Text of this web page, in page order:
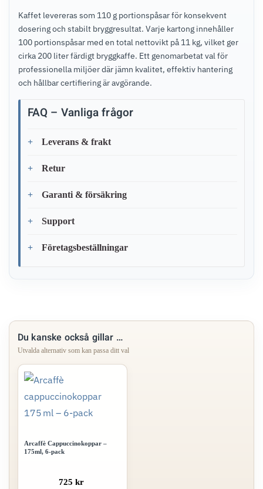
Kaffet levereras som 110 g portionspåsar för konsekvent
dosering och stabilt bryggresultat. Varje kartong innehåller
100 portionspåsar med en total nettovikt på 11 kg, vilket ger
cirka 200 liter färdigt bryggkaffe. Ett genomarbetat val för
professionella miljöer där jämn kvalitet, effektiv hantering
och hållbar certifiering är avgörande.
FAQ – Vanliga frågor
Leverans & frakt
Retur
Garanti & försäkring
Support
Företagsbeställningar
Du kanske också gillar …
Arcaffè Cappuccinokoppar –
175ml, 6-pack
725 kr